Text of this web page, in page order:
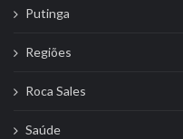
Putinga
Regiões
Roca Sales
Saúde